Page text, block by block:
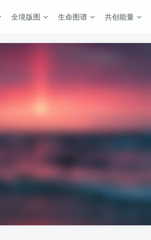
全境版图 生命图谱 共创能量